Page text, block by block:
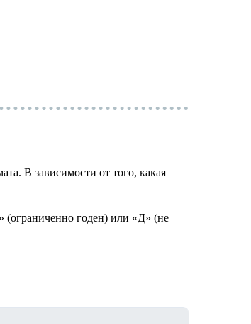
В зависимости от того, какая
(ограниченно годен) или «Д» (не